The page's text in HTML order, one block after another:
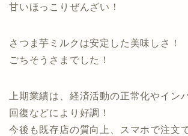
甘いほっこりぜんざい！
さつま芋ミルクは安定した美味しさ！
ごちそうさまでした！
上期業績は、経済活動の正常化やイン
回復などにより好調！
今後も既存店の質向上、スマホで注文